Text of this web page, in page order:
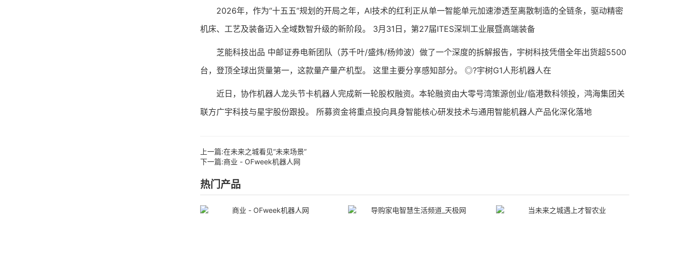
2026年，作为“十五五”规划的开局之年，AI技术的红利正从单一智能单元加速渗透至离散制造的全链条，驱动精密
机床、工艺及装备迈入全域数智升级的新阶段。 3月31日，第27届ITES深圳工业展暨高端装备
芝能科技出品 中邮证券电新团队（苏千叶/盛炜/杨帅波）做了一个深度的拆解报告，宇树科技凭借全年出货超5500
台，登顶全球出货量第一，这款量产量产机型。 这里主要分享感知部分。 ◎?宇树G1人形机器人在
近日，协作机器人龙头节卡机器人完成新一轮股权融资。本轮融资由大零号湾策源创业/临港数科领投，鸿海集团关
联方广宇科技与星宇股份跟投。 所募资金将重点投向具身智能核心研发技术与通用智能机器人产品化深化落地
上一篇:在未来之城看见“未来场景”
下一篇:商业 - OFweek机器人网
热门产品